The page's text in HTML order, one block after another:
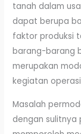
tanah dalam
dapat berupa
faktor produksi
barang-barang
merupakan
kegiatan
Masalah
dengan sulitnya